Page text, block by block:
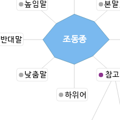
본
참
하위어
낮춤말
반대말
높임말
조동종